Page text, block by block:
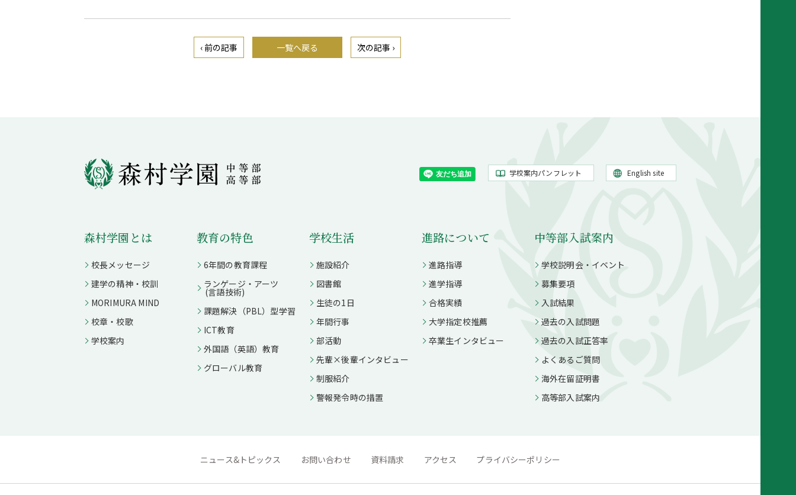
‹ 前の記事 一覧へ戻る 次の記事 ›
English site
学校案内パンフレット
森村学園とは
校長メッセージ
建学の精神・校訓
MORIMURA MIND
校章・校歌
学校案内
教育の特色
6年間の教育課程
ランゲージ・アーツ
(言語技術)
課題解決（PBL）型学習
ICT教育
外国語（英語）教育
グローバル教育
学校生活
施設紹介
図書館
生徒の1日
年間行事
部活動
先輩×後輩インタビュー
制服紹介
警報発令時の措置
進路について
進路指導
進学指導
合格実績
大学指定校推薦
卒業生インタビュー
中等部入試案内
学校説明会・イベント
募集要項
入試結果
過去の入試問題
過去の入試正答率
よくあるご質問
海外在留証明書
高等部入試案内
ニュース&トピックス お問い合わせ 資料請求 アクセス プライバシーポリシー